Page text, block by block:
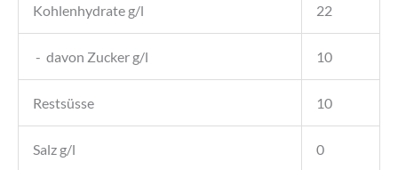
Kohlenhydrate g/l 22
- davon Zucker g/l 10
Restsüsse 10
Salz g/l 0